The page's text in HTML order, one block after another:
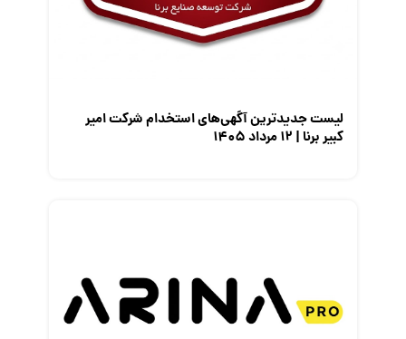
معرفی متخصصان منابع انسانی
لیست جدیدترین آگهی‌های استخدام شرکت امیر
کبیر برنا | ۱۲ مرداد ۱۴۰۵